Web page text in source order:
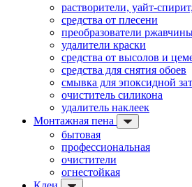
растворители, уайт-
средства от плесени
преобразователи
удалители краски
средства от высолов и
средства для снятия обоев
смывка для эпоксидной
очиститель силикона
удалитель наклеек
Монтажная пена
бытовая
профессиональная
очистители
огнестойкая